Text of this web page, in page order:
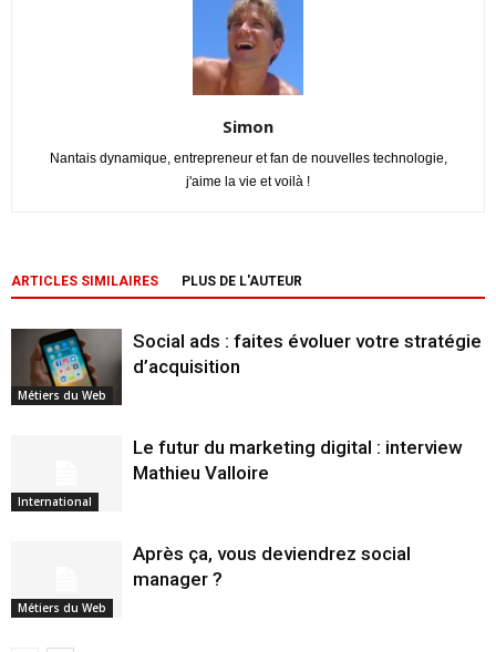
Simon
Nantais dynamique, entrepreneur et fan de nouvelles technologie,
j'aime la vie et voilà !
ARTICLES SIMILAIRES PLUS DE L'AUTEUR
Métiers du Web
Social ads : faites évoluer votre stratégie
d’acquisition
International
Le futur du marketing digital : interview
Mathieu Valloire
Métiers du Web
Après ça, vous deviendrez social
manager ?